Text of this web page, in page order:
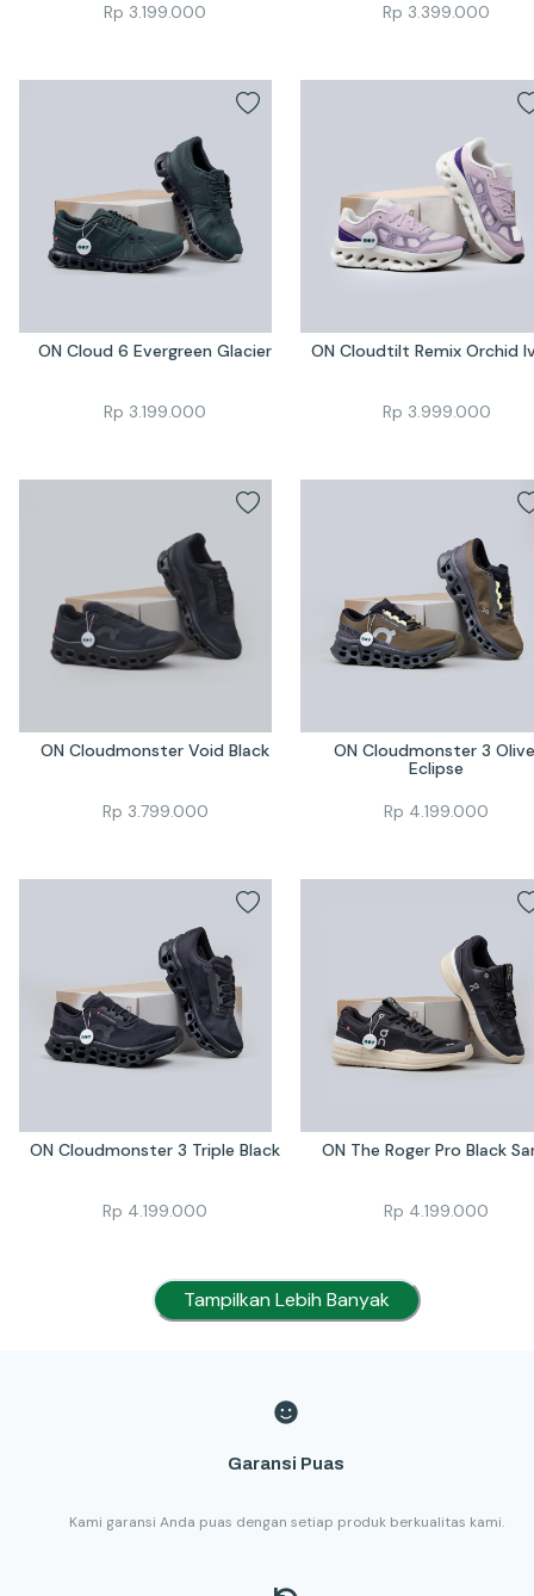
Rp 3.199.000 Rp 3.399.000
ON Cloud 6 Evergreen Glacier
Rp 3.199.000
ON Cloudtilt Remix Orchid
Rp 3.999.000
ON Cloudmonster Void Black
Rp 3.799.000
ON Cloudmonster 3 Olive
Eclipse
Rp 4.199.000
ON Cloudmonster 3 Triple Black
Rp 4.199.000
ON The Roger Pro Black
Rp 4.199.000
Tampilkan Lebih Banyak
Garansi Puas
Kami garansi Anda puas dengan setiap produk berkualitas kami.